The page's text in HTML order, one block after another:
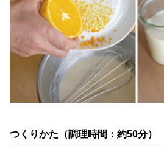
つくりかた（調理時間：約50分）